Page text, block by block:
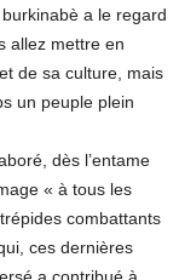
a le regard
allez mettre en
de sa culture, mais
un peuple plein
dès l’entame
« à tous les
combattants
ces dernières